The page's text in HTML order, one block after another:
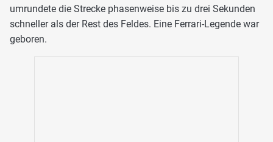
umrundete die Strecke phasenweise bis zu drei Sekunden
schneller als der Rest des Feldes. Eine Ferrari-Legende war
geboren.